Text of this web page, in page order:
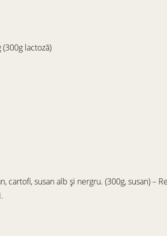
lactoză)
cartofi, susan alb și nergru. (300g, susan) –